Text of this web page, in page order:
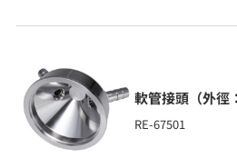
軟管接頭（外徑
RE-67501